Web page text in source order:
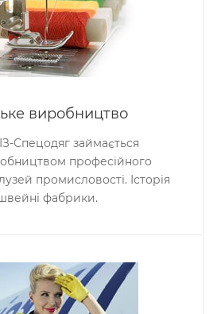
виробництво
Спецодяг займається
професійного
промисловості. Історія
швейні фабрики.